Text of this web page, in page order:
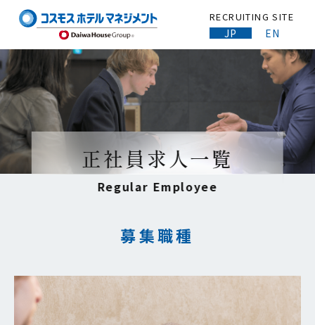
RECRUITING SITE
JP EN
正社員求人一覧
Regular Employee
募集職種